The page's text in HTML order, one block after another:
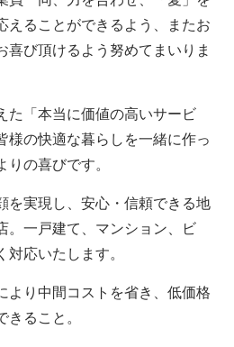
えることができるよう、またお
喜び頂けるよう努めてまいりま
た「本当に価値の高いサービ
様の快適な暮らしを一緒に作っ
りの喜びです。
を実現し、安心・信頼できる地
。一戸建て、マンション、ビ
対応いたします。
より中間コストを省き、低価格
きること。